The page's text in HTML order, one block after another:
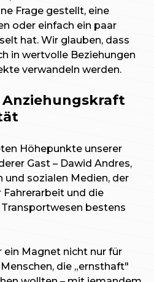
Frage gestellt, eine
oder einfach ein paar
hat. Wir glauben, dass
in wertvolle Beziehungen
verwandeln werden.
Anziehungskraft
Höhepunkte unserer
Gast – Dawid Andres,
und sozialen Medien, der
und die
bestens
ein Magnet nicht nur für
die „ernsthaft"